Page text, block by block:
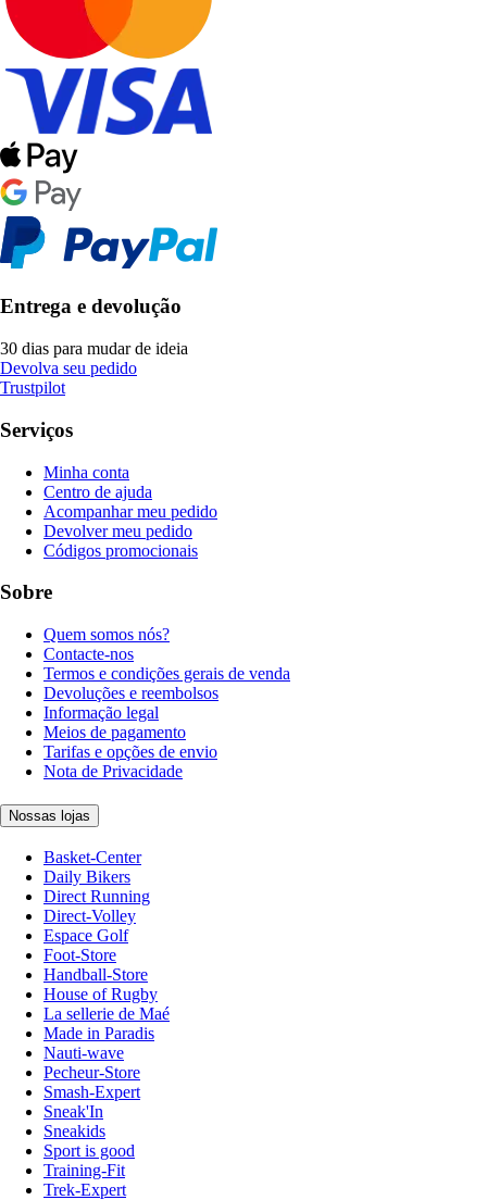
Entrega e devolução
30 dias para mudar de ideia
Devolva seu pedido
Trustpilot
Serviços
Minha conta
Centro de ajuda
Acompanhar meu pedido
Devolver meu pedido
Códigos promocionais
Sobre
Quem somos nós?
Contacte-nos
Termos e condições gerais de venda
Devoluções e reembolsos
Informação legal
Meios de pagamento
Tarifas e opções de envio
Nota de Privacidade
Nossas lojas
Basket-Center
Daily Bikers
Direct Running
Direct-Volley
Espace Golf
Foot-Store
Handball-Store
House of Rugby
La sellerie de Maé
Made in Paradis
Nauti-wave
Pecheur-Store
Smash-Expert
Sneak'In
Sneakids
Sport is good
Training-Fit
Trek-Expert